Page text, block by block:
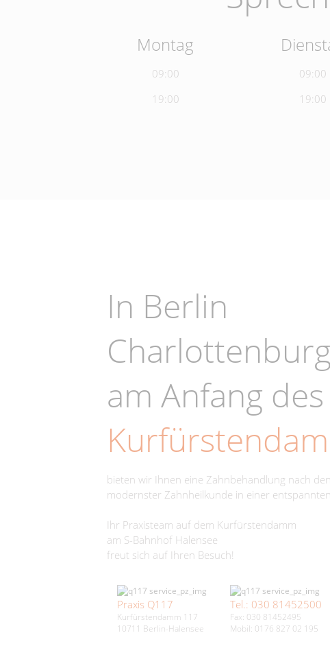
Montag
09:00
19:00
09:00
19:00
In Berlin
Charlottenburg
am Anfang des
bieten wir Ihnen eine Zahnbehandlung nach
modernster Zahnheilkunde in einer
Ihr Praxisteam auf dem Kurfürstendamm
am S-Bahnhof Halensee
freut sich auf Ihren Besuch!
Praxis Q117
Kurfürstendamm 117
10711 Berlin-Halensee
Tel.: 030 81452500
Fax: 030 81452495
Mobil: 0176 827 02 195